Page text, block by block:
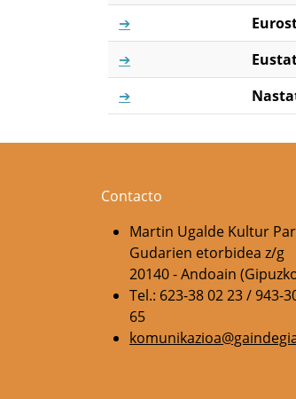
➔
➔
➔
Contacto
Martin Ugalde Kultur
Gudarien etorbidea z/g
20140 - Andoain
Tel.: 623-38 02 23 / 943-
65